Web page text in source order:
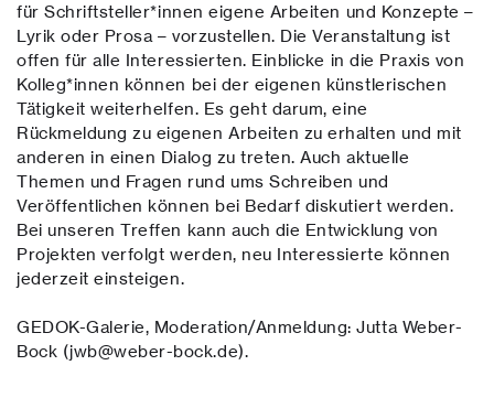
für Schriftsteller*innen eigene Arbeiten und Konzepte –
Lyrik oder Prosa – vorzustellen. Die Veranstaltung ist
offen für alle Interessierten. Einblicke in die Praxis von
Kolleg*innen können bei der eigenen künstlerischen
Tätigkeit weiterhelfen. Es geht darum, eine
Rückmeldung zu eigenen Arbeiten zu erhalten und mit
anderen in einen Dialog zu treten. Auch aktuelle
Themen und Fragen rund ums Schreiben und
Veröffentlichen können bei Bedarf diskutiert werden.
Bei unseren Treffen kann auch die Entwicklung von
Projekten verfolgt werden, neu Interessierte können
jederzeit einsteigen.
GEDOK-Galerie, Moderation/Anmeldung: Jutta Weber-
Bock (jwb@weber-bock.de).